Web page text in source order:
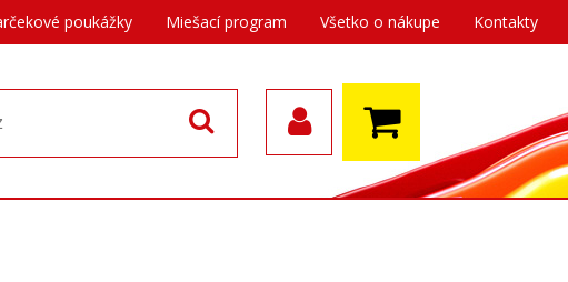
poukážky Miešací program Všetko o nákupe Kontakty